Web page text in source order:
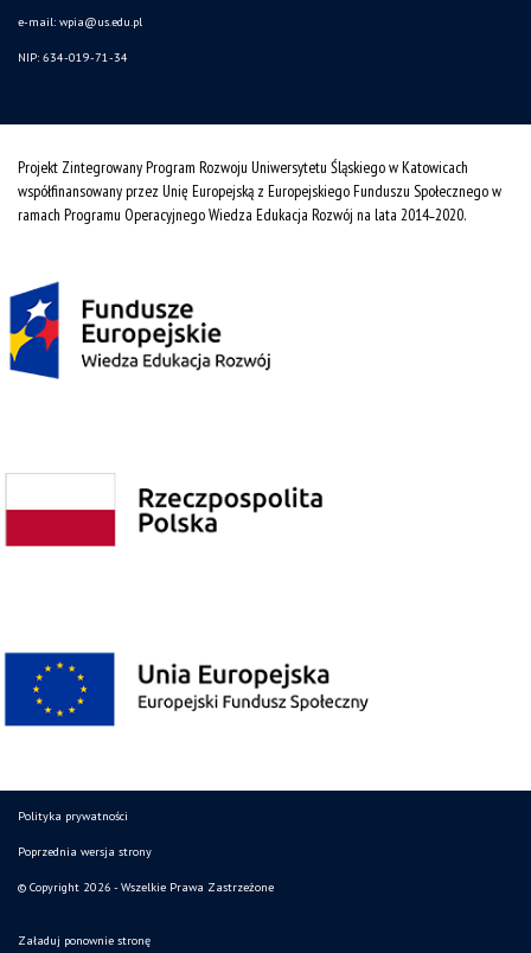
e-mail: wpia@us.edu.pl
NIP: 634-019-71-34
Projekt Zintegrowany Program Rozwoju Uniwersytetu Śląskiego w Katowicach
współfinansowany przez Unię Europejską z Europejskiego Funduszu Społecznego w
ramach Programu Operacyjnego Wiedza Edukacja Rozwój na lata 2014˗2020.
Polityka prywatności
Poprzednia wersja strony
© Copyright 2026 - Wszelkie Prawa Zastrzeżone
Załaduj ponownie stronę